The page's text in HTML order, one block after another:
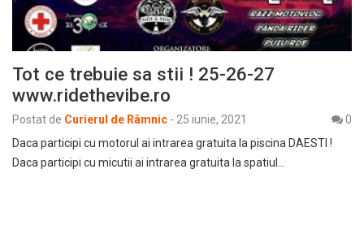
Tot ce trebuie sa stii ! 25-26-27
www.ridethevibe.ro
Postat de Curierul de Râmnic - 25 iunie, 2021
0
Daca participi cu motorul ai intrarea gratuita la piscina DAESTI !
Daca participi cu micutii ai intrarea gratuita la spatiul…